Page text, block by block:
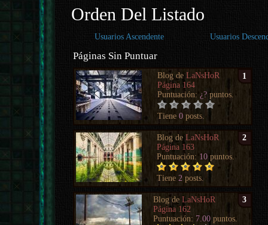
Orden Del Listado
Usuarios Ascendente Usuarios
Páginas Sin Puntuar
1
Blog deLaNsHoR
Página 164
Puntuación: ¿? puntos.
Tiene0 posts.
2
Blog deLaNsHoR
Página 163
Puntuación: 10 puntos.
Tiene 2 posts.
3
Blog deLaNsHoR
Página 162
Puntuación: 7.00 puntos.